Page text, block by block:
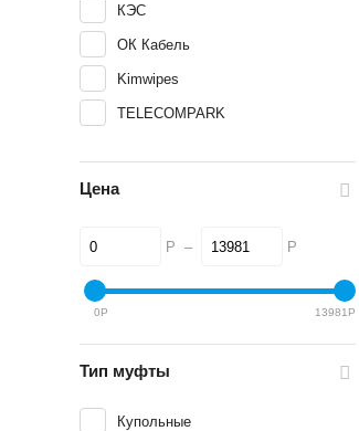
КЭС
ОК Кабель
Kimwipes
TELECOMPARK
Цена
Р – Р
0Р 13981 Р
Тип муфты
Купольные